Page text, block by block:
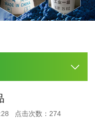
点击次数：274